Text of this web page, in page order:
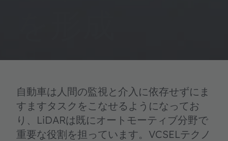
自動車は人間の監視と介入に依存せずにま
すますタスクをこなせるようになってお
り、LiDARは既にオートモーティブ分野で
重要な役割を担っています。VCSELテクノ